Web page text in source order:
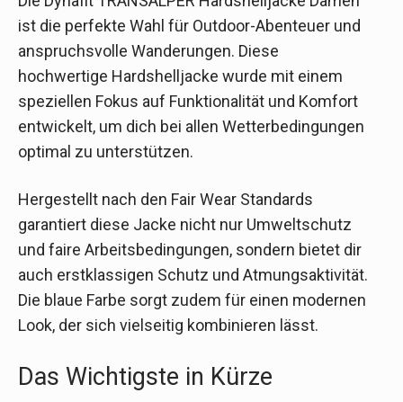
ist die perfekte Wahl für Outdoor-Abenteuer und
anspruchsvolle Wanderungen. Diese
hochwertige Hardshelljacke wurde mit einem
speziellen Fokus auf Funktionalität und Komfort
entwickelt, um dich bei allen Wetterbedingungen
optimal zu unterstützen.
Hergestellt nach den Fair Wear Standards
garantiert diese Jacke nicht nur Umweltschutz
und faire Arbeitsbedingungen, sondern bietet dir
auch erstklassigen Schutz und Atmungsaktivität.
Die blaue Farbe sorgt zudem für einen modernen
Look, der sich vielseitig kombinieren lässt.
Das Wichtigste in Kürze